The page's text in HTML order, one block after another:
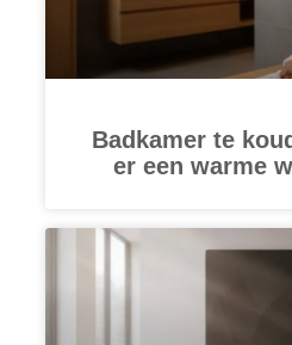
Badkamer te
er een warme